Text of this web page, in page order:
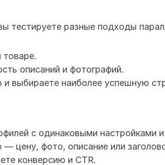
тестируете разные подходы
описаний и фотографий.
и выбираете наиболее успешную
с одинаковыми настройками и
цену, фото, описание или
конверсию и CTR.